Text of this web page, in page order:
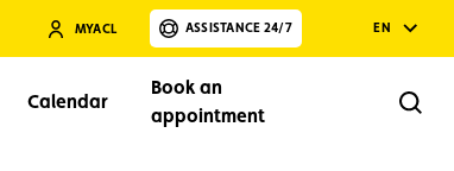
MYACL ASSISTANCE 24/7 EN
Calendar
Book an
appointment